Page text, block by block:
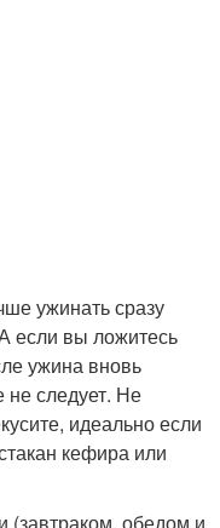
ужинать сразу
если вы ложитесь
ужина вновь
не следует. Не
идеально если
кефира или